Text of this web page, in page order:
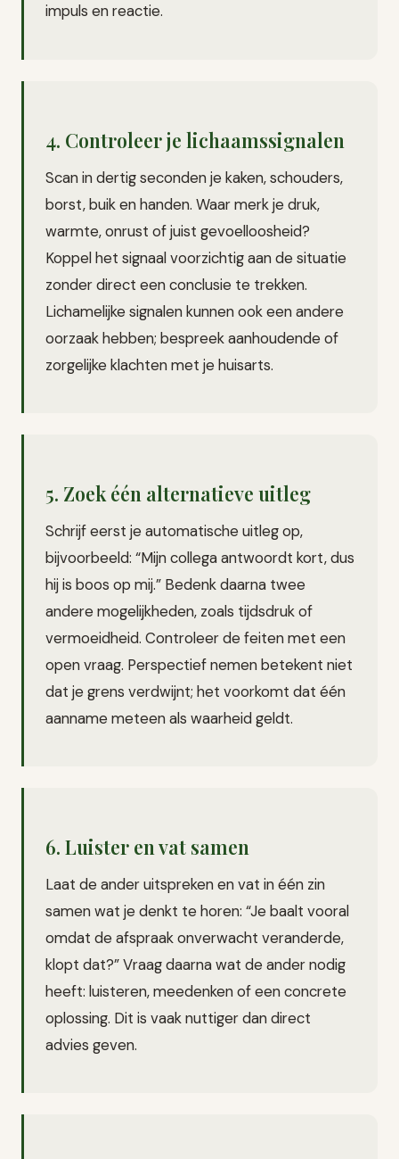
impuls en reactie.
4. Controleer je lichaamssignalen
Scan in dertig seconden je kaken, schouders,
borst, buik en handen. Waar merk je druk,
warmte, onrust of juist gevoelloosheid?
Koppel het signaal voorzichtig aan de situatie
zonder direct een conclusie te trekken.
Lichamelijke signalen kunnen ook een andere
oorzaak hebben; bespreek aanhoudende of
zorgelijke klachten met je huisarts.
5. Zoek één alternatieve uitleg
Schrijf eerst je automatische uitleg op,
bijvoorbeeld: “Mijn collega antwoordt kort, dus
hij is boos op mij.” Bedenk daarna twee
andere mogelijkheden, zoals tijdsdruk of
vermoeidheid. Controleer de feiten met een
open vraag. Perspectief nemen betekent niet
dat je grens verdwijnt; het voorkomt dat één
aanname meteen als waarheid geldt.
6. Luister en vat samen
Laat de ander uitspreken en vat in één zin
samen wat je denkt te horen: “Je baalt vooral
omdat de afspraak onverwacht veranderde,
klopt dat?” Vraag daarna wat de ander nodig
heeft: luisteren, meedenken of een concrete
oplossing. Dit is vaak nuttiger dan direct
advies geven.